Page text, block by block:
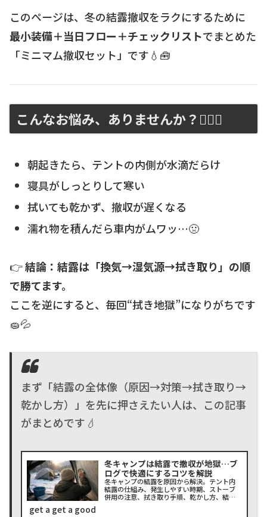
このページは、冬の結露撤収をラクにするために
最小装備＋当日フロー＋チェックリストでまとめた
「ミニマム撤収セット」です💧🧰
こんなお悩み、ありませんか？😵‍💫💧
朝起きたら、テントの内側が水滴だらけ
寝具がしっとりして寒い
拭いても乾かず、撤収が遅くなる
濡れ物を積んだら車内がムワッ…🤢
👉結論：結露は「換気→湿気源→拭き取り」の順
で勝てます。
ここを逆にすると、毎回“拭き地獄”になりがちです
🧽💦
まず「結露の全体像（原因→対策→拭き取り→
乾かし方）」を先に押さえたい人は、この記事
がまとめです💧
冬キャンプは結露で撤収が地獄…ブ
ログで快適にするコツを解説
冬キャンプの結露を原因から解決。テント内
結露の仕組み、発生しやすい時期、ストーブ
併用の注意、拭き取り手順、乾かし方、結露
get a get a good